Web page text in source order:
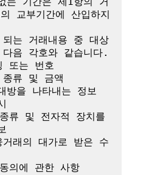
교부기간에 산입하지
는 거래내용 중 대상
음 각호와 같습니다.
또는 번호
류 및 금액
방을 나타내는 정보
류 및 전자적 장치를
래의 대가로 받은 수
의에 관한 사항